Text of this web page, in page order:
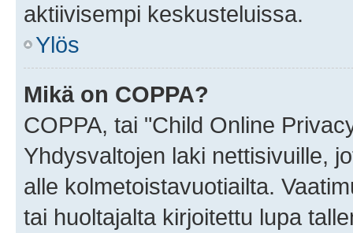
aktiivisempi keskusteluissa.
Ylös
Mikä on COPPA?
COPPA, tai "Child Online
Yhdysvaltojen laki nettisivuille,
alle kolmetoistavuotiailta.
tai huoltajalta kirjoitettu lupa